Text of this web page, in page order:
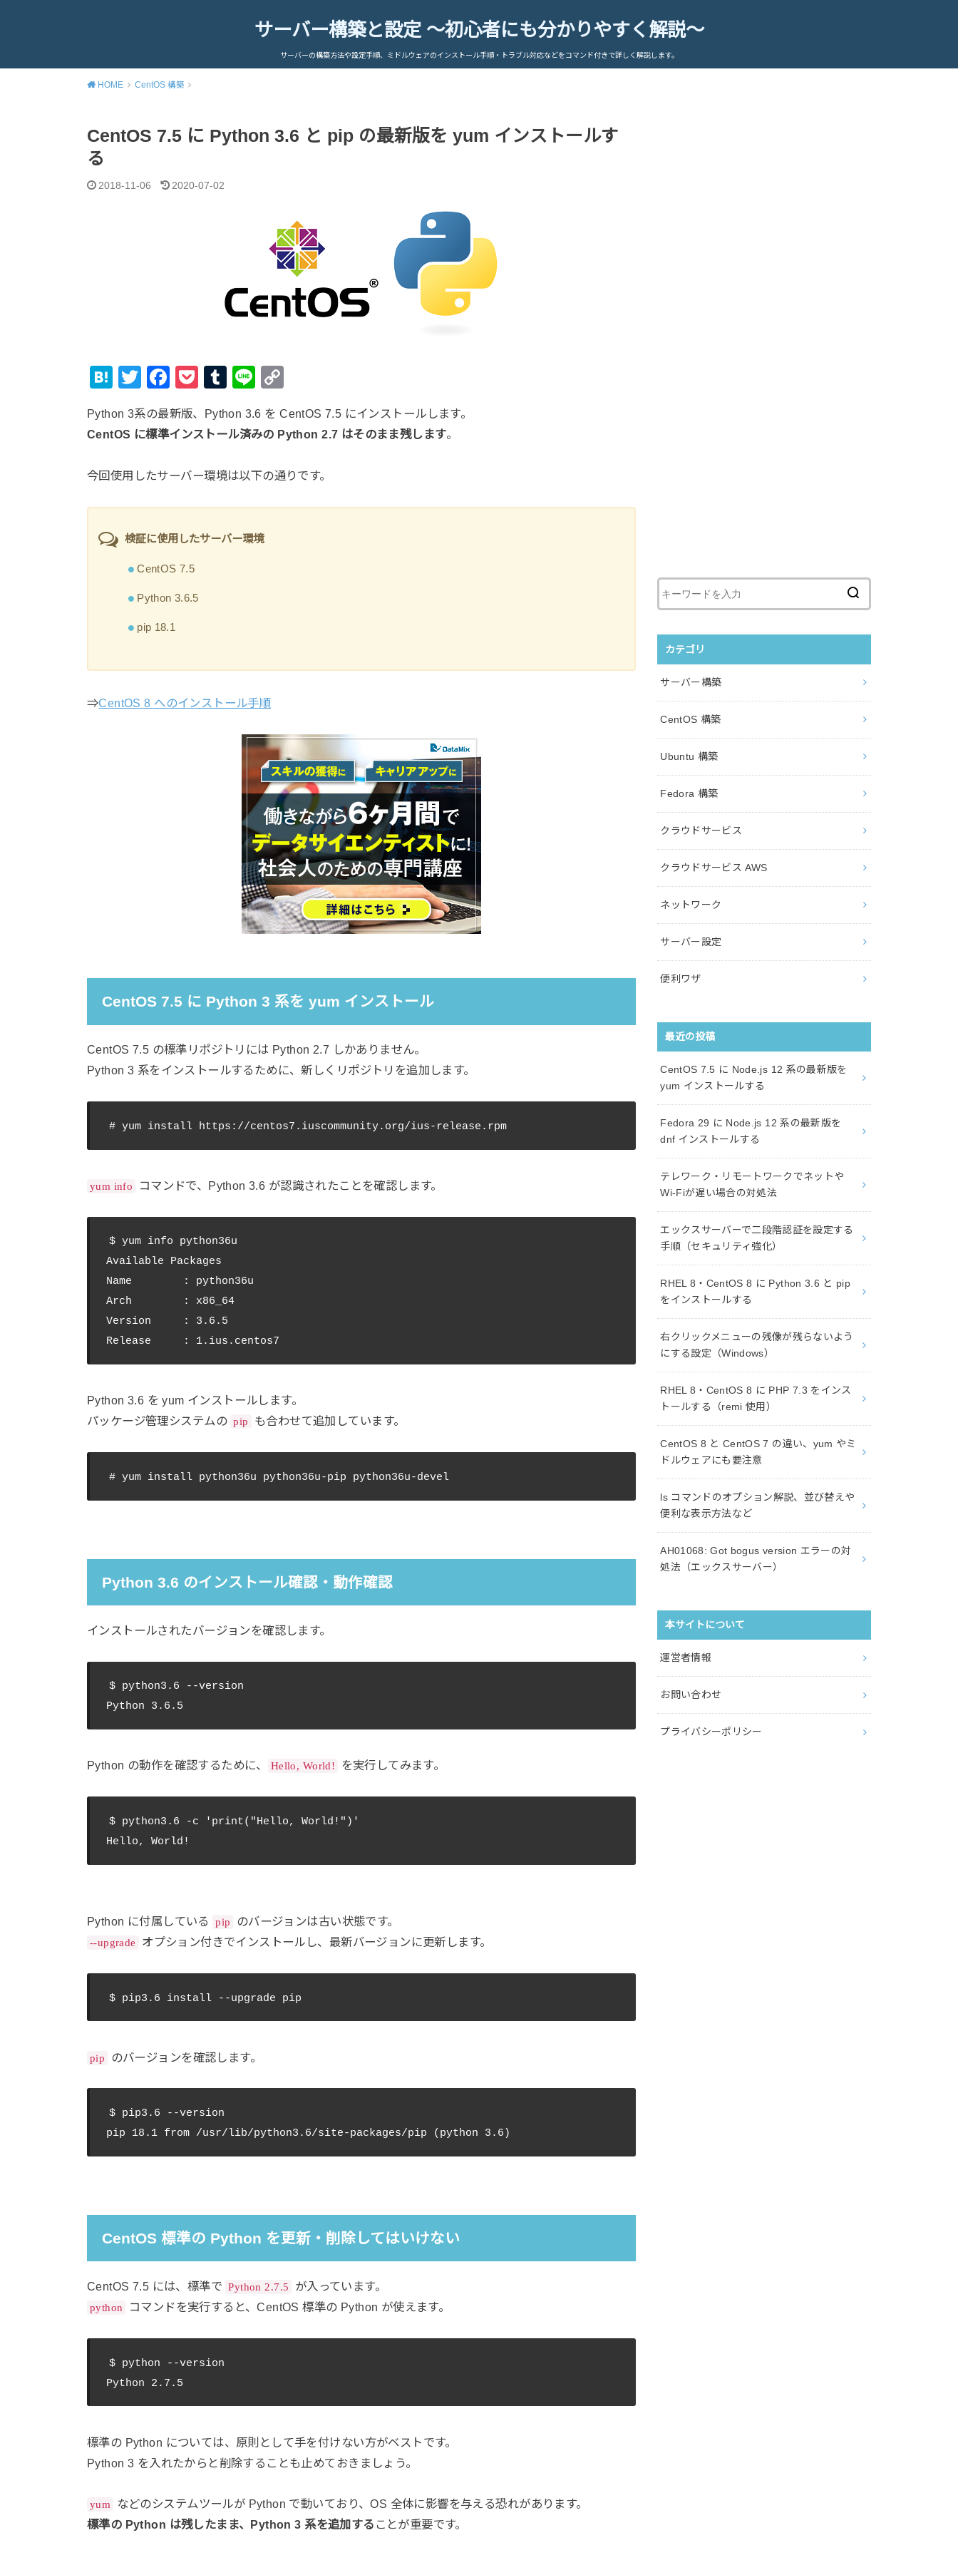
サーバー構築と設定 ～初心者にも分かりやすく解説～
サーバーの構築方法や設定手順、ミドルウェアのインストール手順・トラブル対応などをコマンド付きで詳しく解説します。
HOME CentOS 構築
CentOS 7.5 に Python 3.6 と pip の最新版を yum インストールす
る
2018-11-06 2020-07-02
H
e
n
a
T
tt
er
F
c
e
b
o
k
P
ck
et
T
m
bl
r
Li
e
p
y
Li
k
Python 3系の最新版、Python 3.6 を CentOS 7.5 にインストールします。
CentOS に標準インストール済みの Python 2.7 はそのまま残します。
今回使用したサーバー環境は以下の通りです。
検証に使用したサーバー環境
CentOS 7.5
Python 3.6.5
pip 18.1
⇒CentOS 8 へのインストール手順
CentOS 7.5 に Python 3 系を yum インストール
CentOS 7.5 の標準リポジトリには Python 2.7 しかありません。
Python 3 系をインストールするために、新しくリポジトリを追加します。
yum info コマンドで、Python 3.6 が認識されたことを確認します。
$ yum info python36u
Available Packages
Name        : python36u
Arch        : x86_64
Version     : 3.6.5
Python 3.6 を yum インストールします。
パッケージ管理システムの pip も合わせて追加しています。
Python 3.6 のインストール確認・動作確認
インストールされたバージョンを確認します。
$ python3.6 --version
Python の動作を確認するために、 Hello, World! を実行してみます。
$ python3.6 -c 'print("Hello, World!")'
Python に付属している pip のバージョンは古い状態です。
--upgrade オプション付きでインストールし、最新バージョンに更新します。
pip のバージョンを確認します。
$ pip3.6 --version
CentOS 標準の Python を更新・削除してはいけない
CentOS 7.5 には、標準で Python 2.7.5 が入っています。
python コマンドを実行すると、CentOS 標準の Python が使えます。
$ python --version
標準の Python については、原則として手を付けない方がベストです。
Python 3 を入れたからと削除することも止めておきましょう。
yum
などのシステムツールが Python で動いており、OS 全体に影響を与える恐れがあります。
標準の Python は残したまま、Python 3 系を追加する ことが重要です。
カテゴリ
サーバー構築
CentOS 構築
Ubuntu 構築
Fedora 構築
クラウドサービス
クラウドサービス AWS
ネットワーク
サーバー設定
便利ワザ
最近の投稿
CentOS 7.5 に Node.js 12 系の最新版を
yum インストールする
Fedora 29 に Node.js 12 系の最新版を
dnf インストールする
テレワーク・リモートワークでネットや
Wi-Fiが遅い場合の対処法
エックスサーバーで二段階認証を設定する
手順（セキュリティ強化）
RHEL 8・CentOS 8 に Python 3.6 と pip
をインストールする
右クリックメニューの残像が残らないよう
にする設定（Windows）
RHEL 8・CentOS 8 に PHP 7.3 をインス
トールする（remi 使用）
CentOS 8 と CentOS 7 の違い、yum やミ
ドルウェアにも要注意
ls コマンドのオプション解説、並び替えや
便利な表示方法など
AH01068: Got bogus version エラーの対
処法（エックスサーバー）
本サイトについて
運営者情報
お問い合わせ
プライバシーポリシー